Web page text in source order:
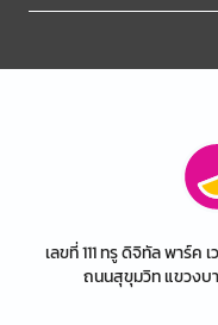
เลขที่ 111 ทรู ดิจิทัล พาร์ค
ถนนสุขุมวิท แขวงบ